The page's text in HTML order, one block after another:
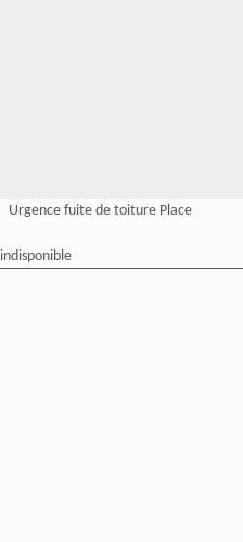
Urgence fuite de toiture Place
indisponible